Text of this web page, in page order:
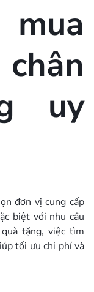
uy
đơn vị cung cấp
biệt với nhu cầu
tặng, việc tìm
tối ưu chi phí và